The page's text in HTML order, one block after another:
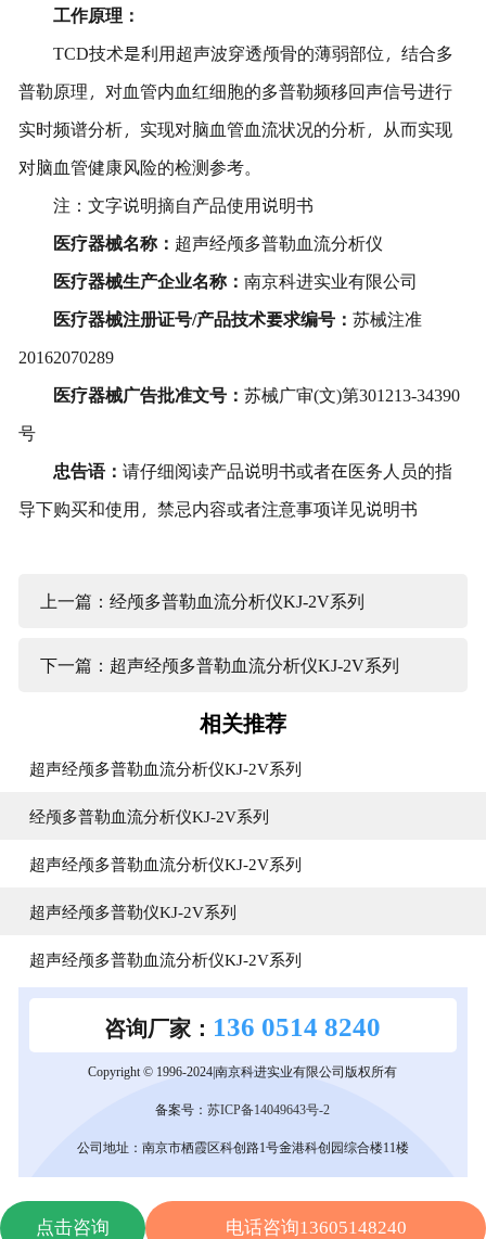
工作原理：
TCD技术是利用超声波穿透颅骨的薄弱部位，结合多
普勒原理，对血管内血红细胞的多普勒频移回声信号进行
实时频谱分析，实现对脑血管血流状况的分析，从而实现
对脑血管健康风险的检测参考。
注：文字说明摘自产品使用说明书
医疗器械名称： 超声经颅多普勒血流分析仪
医疗器械生产企业名称： 南京科进实业有限公司
医疗器械注册证号/产品技术要求编号： 苏械注准
20162070289
医疗器械广告批准文号： 苏械广审(文)第301213-34390
号
忠告语： 请仔细阅读产品说明书或者在医务人员的指
导下购买和使用，禁忌内容或者注意事项详见说明书
上一篇：经颅多普勒血流分析仪KJ-2V系列
下一篇：超声经颅多普勒血流分析仪KJ-2V系列
相关推荐
超声经颅多普勒血流分析仪KJ-2V系列
经颅多普勒血流分析仪KJ-2V系列
超声经颅多普勒血流分析仪KJ-2V系列
超声经颅多普勒仪KJ-2V系列
超声经颅多普勒血流分析仪KJ-2V系列
咨询厂家： 136 0514 8240
Copyright © 1996-2024|南京科进实业有限公司版权所有
备案号：苏ICP备14049643号-2
公司地址：南京市栖霞区科创路1号金港科创园综合楼11楼
点击咨询 电话咨询13605148240